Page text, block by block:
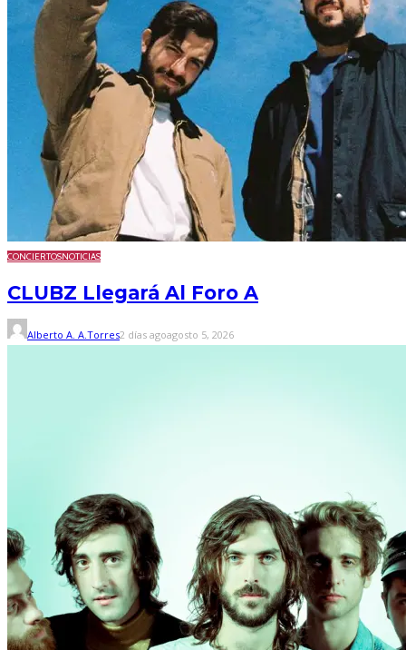
CONCIERTOSNOTICIAS
CLUBZ Llegará Al Foro A
Alberto A. A.Torres2 días agoagosto 5, 2026